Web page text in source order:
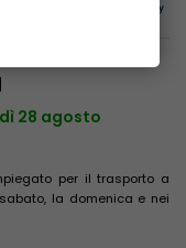
28 agosto
per il trasporto a
la domenica e nei